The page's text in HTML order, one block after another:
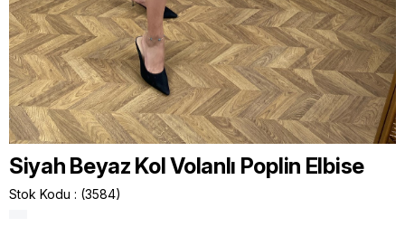
Siyah Beyaz Kol Volanlı Poplin Elbise
Stok Kodu (3584)